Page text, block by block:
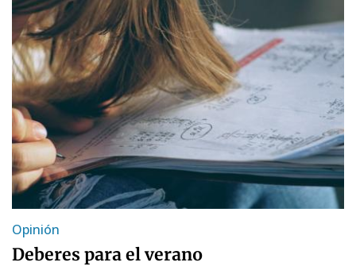
Opinión
Deberes para el verano